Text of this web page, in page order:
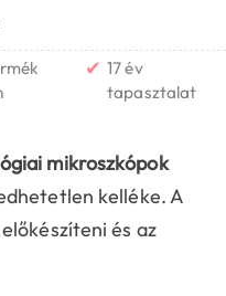
✔ 17 év
tapasztalat
mikroszkópok
kelléke. A
és az